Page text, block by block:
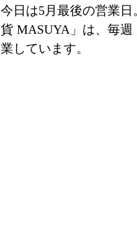
今日は5月最後の営業
貨 MASUYA」は、毎週
業しています。